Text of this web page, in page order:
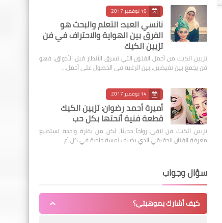
16 نوفمبر 2017
نانسي العبد: التعلم والبحث هو
الفرق بين الهواية والاحتراف في فن
تزيين الكيك
تزيين الكيك من أجمل الفنون التي تسرق الأنظار قبل الأذواق، فهو
فن يجمع بين نقيضين، بين الرغبة في الحصول على أجمل…
14 نوفمبر 2017
أميرة أحمد رضوان: تزيين الكيك
قطعة فنية أنحتها بكل حب
تزيين الكيك فن لاقى رواجاً حديثا، لكن من نظرة واحدة تستطيع
معرفة الفنان الحقيقي الذي يضيف لمسة خاصة في كل أع…
سؤال وجواب
كيف أشارك بموهبتي؟